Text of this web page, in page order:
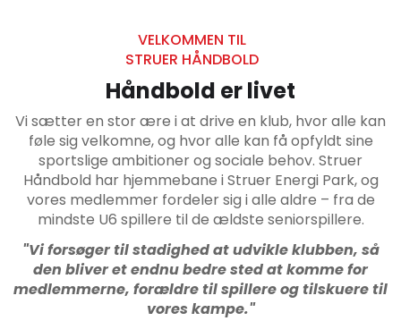
VELKOMMEN TIL
STRUER HÅNDBOLD
Håndbold er livet
Vi sætter en stor ære i at drive en klub, hvor alle kan
føle sig velkomne, og hvor alle kan få opfyldt sine
sportslige ambitioner og sociale behov. Struer
Håndbold har hjemmebane i Struer Energi Park, og
vores medlemmer fordeler sig i alle aldre – fra de
mindste U6 spillere til de ældste seniorspillere.
"Vi forsøger til stadighed at udvikle klubben, så
den bliver et endnu bedre sted at komme for
medlemmerne, forældre til spillere og tilskuere til
vores kampe."